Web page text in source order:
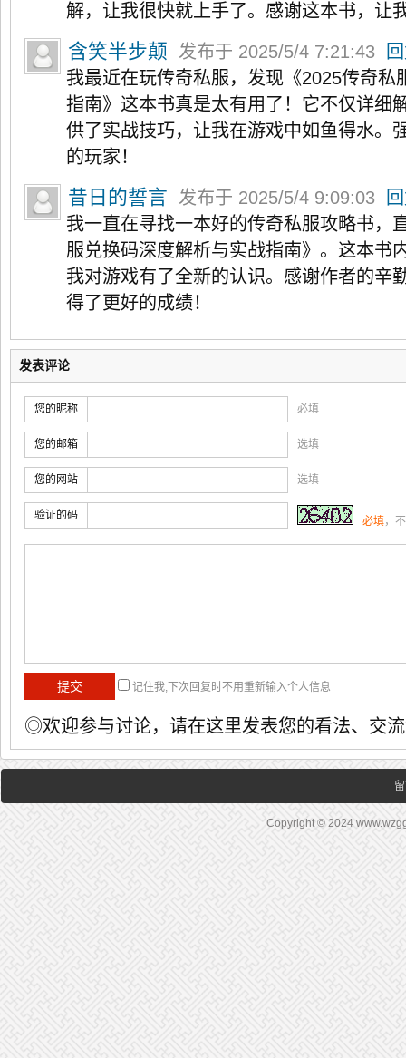
解，让我很快就上手了。感谢这本书，让
含笑半步颠 发布于 2025/5/4 7:21:43
我最近在玩传奇私服，发现《2025传奇私
指南》这本书真是太有用了！它不仅详细
供了实战技巧，让我在游戏中如鱼得水。
的玩家！
昔日的誓言 发布于 2025/5/4 9:09:03
我一直在寻找一本好的传奇私服攻略书，
服兑换码深度解析与实战指南》。这本书
我对游戏有了全新的认识。感谢作者的辛
得了更好的成绩！
发表评论
您的昵称 必填
您的邮箱 选填
您的网站 选填
验证的码 必填，
记住我,下次回复时不用重新输入个人信息
◎欢迎参与讨论，请在这里发表您的看法、交
Copyright © 2024